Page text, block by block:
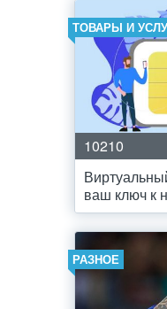
ТОВАРЫ И
10210
ваш ключ к
РАЗНОЕ